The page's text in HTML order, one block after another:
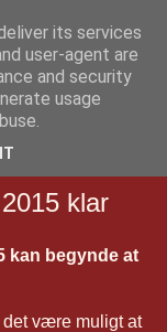
klar
kan begynde at
det være muligt at
its services
user-agent are
and security
usage